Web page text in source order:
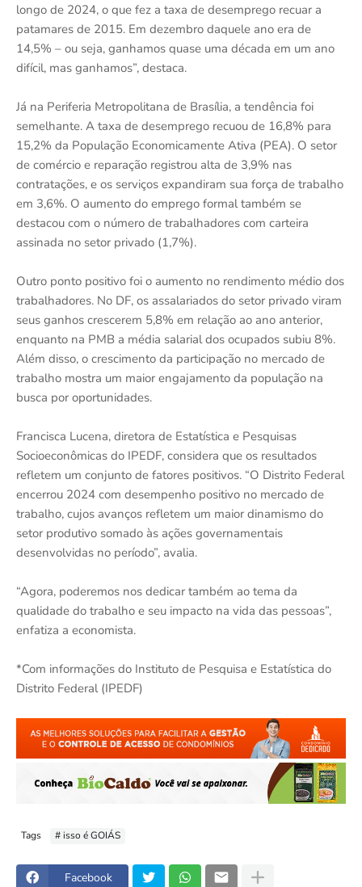
longo de 2024, o que fez a taxa de desemprego recuar a
patamares de 2015. Em dezembro daquele ano era de
14,5% – ou seja, ganhamos quase uma década em um ano
difícil, mas ganhamos”, destaca.
Já na Periferia Metropolitana de Brasília, a tendência foi
semelhante. A taxa de desemprego recuou de 16,8% para
15,2% da População Economicamente Ativa (PEA). O setor
de comércio e reparação registrou alta de 3,9% nas
contratações, e os serviços expandiram sua força de trabalho
em 3,6%. O aumento do emprego formal também se
destacou com o número de trabalhadores com carteira
assinada no setor privado (1,7%).
Outro ponto positivo foi o aumento no rendimento médio dos
trabalhadores. No DF, os assalariados do setor privado viram
seus ganhos crescerem 5,8% em relação ao ano anterior,
enquanto na PMB a média salarial dos ocupados subiu 8%.
Além disso, o crescimento da participação no mercado de
trabalho mostra um maior engajamento da população na
busca por oportunidades.
Francisca Lucena, diretora de Estatística e Pesquisas
Socioeconômicas do IPEDF, considera que os resultados
refletem um conjunto de fatores positivos. “O Distrito Federal
encerrou 2024 com desempenho positivo no mercado de
trabalho, cujos avanços refletem um maior dinamismo do
setor produtivo somado às ações governamentais
desenvolvidas no período”, avalia.
“Agora, poderemos nos dedicar também ao tema da
qualidade do trabalho e seu impacto na vida das pessoas”,
enfatiza a economista.
*Com informações do Instituto de Pesquisa e Estatística do
Distrito Federal (IPEDF)
Tags # isso é GOIÁS
Facebook